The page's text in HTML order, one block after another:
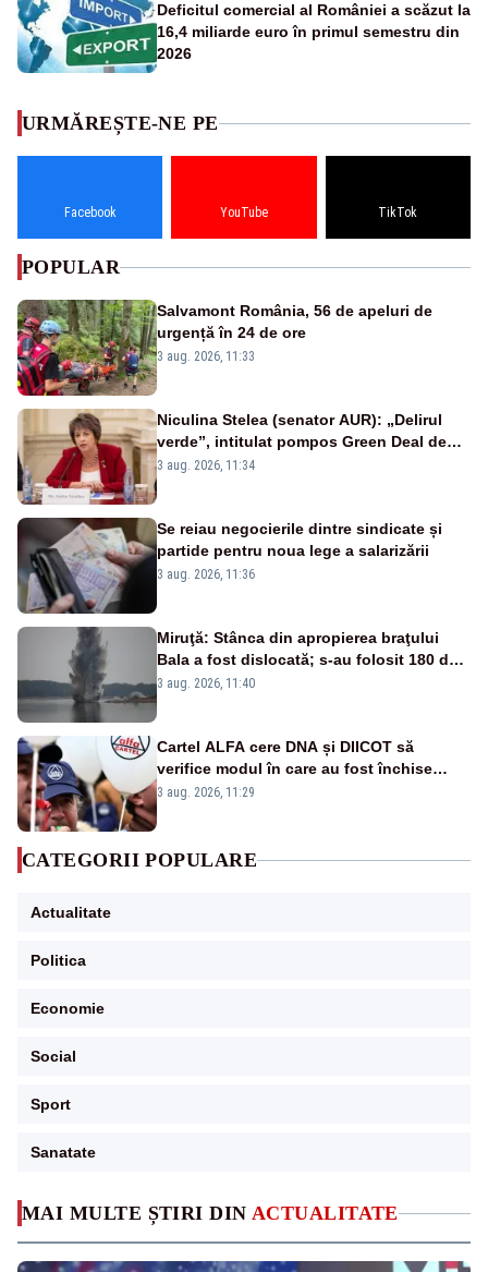
Deficitul comercial al României a scăzut la
16,4 miliarde euro în primul semestru din
2026
MAI MULTE ȘTIRI DIN ACTUALITATE
URMĂREȘTE-NE PE
Facebook YouTube TikTok
POPULAR
Salvamont România, 56 de apeluri de
urgență în 24 de ore
3 aug. 2026, 11:33
Niculina Stelea (senator AUR): „Delirul
verde”, intitulat pompos Green Deal de
către Bruxelles, este în mare măsură
3 aug. 2026, 11:34
Se reiau negocierile dintre sindicate și
partide pentru noua lege a salarizării
3 aug. 2026, 11:36
Miruţă: Stânca din apropierea braţului
Bala a fost dislocată; s-au folosit 180 de
kilograme de explozibil
3 aug. 2026, 11:40
Cartel ALFA cere DNA și DIICOT să
verifice modul în care au fost închise
centralele pe cărbune
3 aug. 2026, 11:29
CATEGORII POPULARE
Actualitate
Politica
Economie
Social
Sport
Sanatate